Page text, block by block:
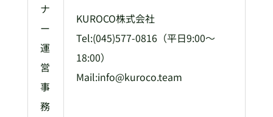
ナ
ー
運
営
事
務
KUROCO株式会社
Tel:(045)577-0816（平日9:00～
18:00）
Mail:info@kuroco.team